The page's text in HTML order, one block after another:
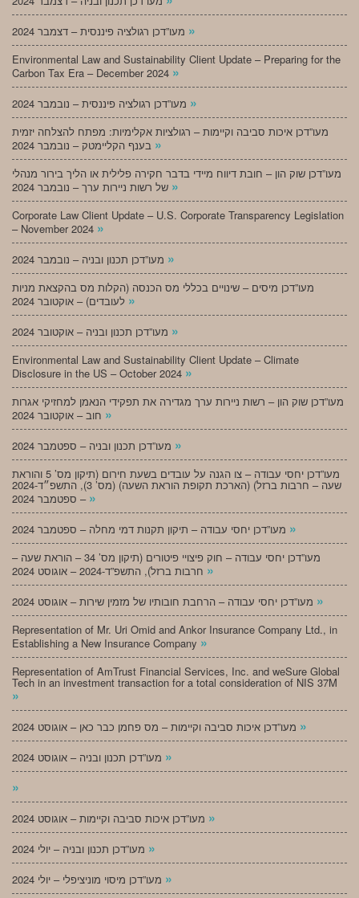
»
Environmental Law and Sustainability Client Update – Preparing for the
Carbon Tax Era – December 2024 »
»
מעו”דכן איכות סביבה וקיימות – רגולציות אקלימיות: מפתח להצלחה יזמית
»
מעו”דכן שוק הון – חובת דיווח מיידי בדבר חקירה פלילית או הליך בירור מנהלי
»
Corporate Law Client Update – U.S. Corporate Transparency Legislation
– November 2024 »
»
מעו”דכן מיסים – שינויים בכללי מס הכנסה (הקלות מס בהקצאת מניות
»
»
Environmental Law and Sustainability Client Update – Climate
Disclosure in the US – October 2024 »
מעו”דכן שוק הון – רשות ניירות ערך מגדירה את תפקידי הנאמן למחזיקי אגרות
»
»
מעו”דכן יחסי עבודה – צו הגנה על עובדים בשעת חירום (תיקון מס’ 5 והוראת
שעה – חרבות ברזל) (הארכת תקופת הוראת השעה) (מס’ 3), התשפ״ד-2024
– ספטמבר 2024 »
»
מעו”דכן יחסי עבודה – חוק פיצויי פיטורים (תיקון מס’ 34 – הוראת שעה –
»
»
Representation of Mr. Uri Omid and Ankor Insurance Company Ltd., in
Establishing a New Insurance Company »
Representation of AmTrust Financial Services, Inc. and weSure Global
Tech in an investment transaction for a total consideration of NIS 37M
»
»
»
»
»
»
»